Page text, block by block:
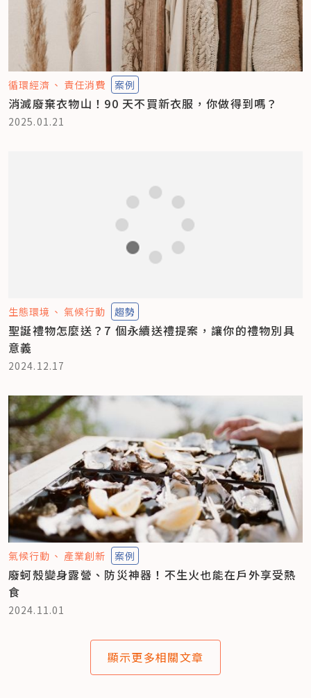
循環經濟 責任消費 案例
消滅廢棄衣物山！90 天不買新衣服，你做得到嗎？
2025.01.21
生態環境 氣候行動 趨勢
聖誕禮物怎麼送？7 個永續送禮提案，讓你的禮物別具
意義
2024.12.17
氣候行動 產業創新 案例
廢蚵殼變身露營、防災神器！不生火也能在戶外享受熱
食
2024.11.01
顯示更多相關文章